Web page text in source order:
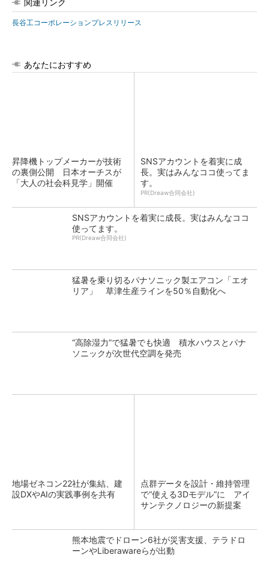
関連リンク
長谷工コーポレーションプレスリリース
あなたにおすすめ
昇降機トップメーカーが技術
の裏側公開 日本オーチスが
「大人の社会科見学」開催
SNSアカウントを着実に成
長。実はみんなココ使ってま
す。
PR(Dreaw合同会社)
SNSアカウントを着実に成長。実はみんなココ
使ってます。
PR(Dreaw合同会社)
猛暑を乗り切るパナソニック製エアコン「エオ
リア」 草津生産ラインを50％自動化へ
“高除湿力”で猛暑でも快適 積水ハウスとパナ
ソニックが次世代空調を発売
地場ゼネコン22社が集結、建
設DXやAIの実践事例を共有
点群データを設計・維持管理
で“使える3Dモデル”に アイ
サンテクノロジーの新提案
熊本地震でドローン6社が災害支援、テラドロ
ーンやLiberawareらが出動